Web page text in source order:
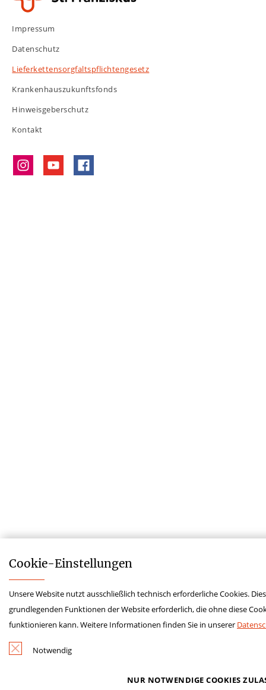
Impressum
Datenschutz
Lieferkettensorgfaltspflichtengesetz
Krankenhauszukunftsfonds
Hinweisgeberschutz
Kontakt
Cookie-­Einstellungen
Unsere Website nutzt ausschließlich technisch erforderliche Cookies.
grundlegenden Funktionen der Website erforderlich, die ohne diese
funktionieren kann. Weitere Informationen finden Sie in unserer
Notwendig
NUR NOTWENDIGE COOKIES